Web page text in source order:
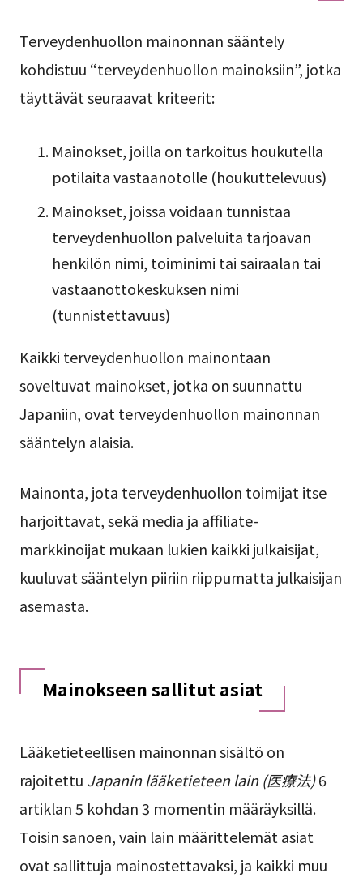
Terveydenhuollon mainonnan sääntely
kohdistuu “terveydenhuollon mainoksiin”, jotka
täyttävät seuraavat kriteerit:
Mainokset, joilla on tarkoitus houkutella
potilaita vastaanotolle (houkuttelevuus)
Mainokset, joissa voidaan tunnistaa
terveydenhuollon palveluita tarjoavan
henkilön nimi, toiminimi tai sairaalan tai
vastaanottokeskuksen nimi
(tunnistettavuus)
Kaikki terveydenhuollon mainontaan
soveltuvat mainokset, jotka on suunnattu
Japaniin, ovat terveydenhuollon mainonnan
sääntelyn alaisia.
Mainonta, jota terveydenhuollon toimijat itse
harjoittavat, sekä media ja affiliate-
markkinoijat mukaan lukien kaikki julkaisijat,
kuuluvat sääntelyn piiriin riippumatta julkaisijan
asemasta.
Mainokseen sallitut asiat
Lääketieteellisen mainonnan sisältö on
rajoitettu Japanin lääketieteen lain (医療法)6
artiklan 5 kohdan 3 momentin määräyksillä.
Toisin sanoen, vain lain määrittelemät asiat
ovat sallittuja mainostettavaksi, ja kaikki muu